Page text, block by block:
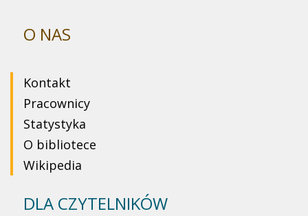
O NAS
Kontakt
Pracownicy
Statystyka
O bibliotece
Wikipedia
DLA CZYTELNIKÓW